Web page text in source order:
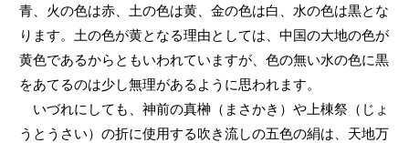
青、火の色は赤、土の色は黄、金の色は白、水の色は黒とな
ります。土の色が黄となる理由としては、中国の大地の色が
黄色であるからともいわれていますが、色の無い水の色に黒
をあてるのは少し無理があるように思われます。
いづれにしても、神前の真榊（まさかき）や上棟祭（じょ
うとうさい）の折に使用する吹き流しの五色の絹は、天地万